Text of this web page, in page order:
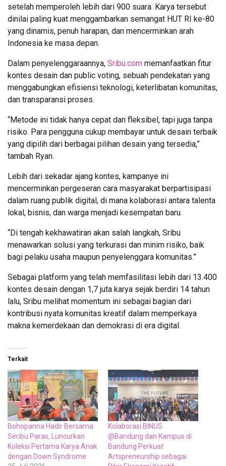
setelah memperoleh lebih dari 900 suara. Karya tersebut
dinilai paling kuat menggambarkan semangat HUT RI ke-80
yang dinamis, penuh harapan, dan mencerminkan arah
Indonesia ke masa depan.
Dalam penyelenggaraannya, Sribu.com memanfaatkan fitur
kontes desain dan public voting, sebuah pendekatan yang
menggabungkan efisiensi teknologi, keterlibatan komunitas,
dan transparansi proses.
“Metode ini tidak hanya cepat dan fleksibel, tapi juga tanpa
risiko. Para pengguna cukup membayar untuk desain terbaik
yang dipilih dari berbagai pilihan desain yang tersedia,”
tambah Ryan.
Lebih dari sekadar ajang kontes, kampanye ini
mencerminkan pergeseran cara masyarakat berpartisipasi
dalam ruang publik digital, di mana kolaborasi antara talenta
lokal, bisnis, dan warga menjadi kesempatan baru.
“Di tengah kekhawatiran akan salah langkah, Sribu
menawarkan solusi yang terkurasi dan minim risiko, baik
bagi pelaku usaha maupun penyelenggara komunitas.”
Sebagai platform yang telah memfasilitasi lebih dari 13.400
kontes desain dengan 1,7 juta karya sejak berdiri 14 tahun
lalu, Sribu melihat momentum ini sebagai bagian dari
kontribusi nyata komunitas kreatif dalam memperkaya
makna kemerdekaan dan demokrasi di era digital.
Terkait
Bohopanna Hadir Bersama
Seribu Paras, Luncurkan
Koleksi Pertama Karya Anak
dengan Down Syndrome
Kolaborasi BINUS
@Bandung dan Kampus di
Bandung Perkuat
Artspreneurship sebagai